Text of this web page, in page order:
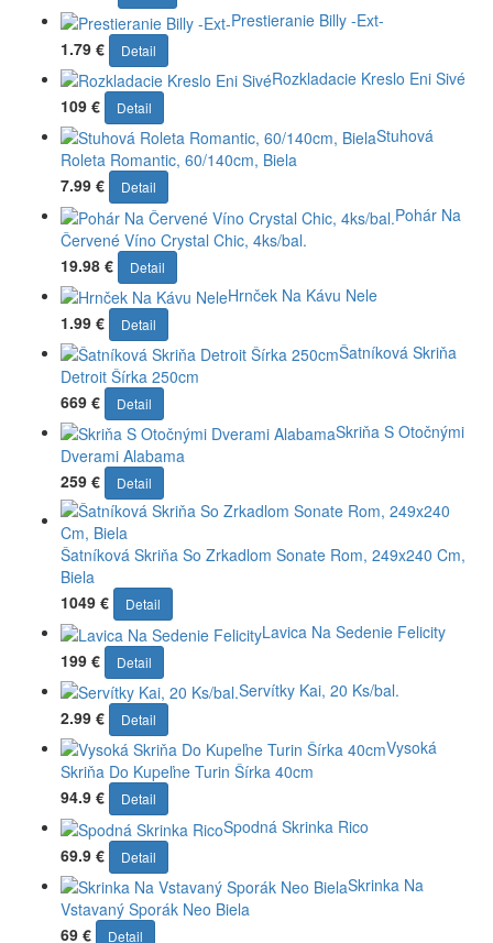
Prestieranie Billy -Ext-
1.79 €
Detail
Rozkladacie Kreslo Eni Sivé
109 €
Detail
Stuhová
Roleta Romantic, 60/140cm, Biela
7.99 €
Detail
Pohár Na
Červené Víno Crystal Chic, 4ks/bal.
19.98 €
Detail
Hrnček Na Kávu Nele
1.99 €
Detail
Šatníková Skriňa
Detroit Šírka 250cm
669 €
Detail
Skriňa S Otočnými
Dverami Alabama
259 €
Detail
Šatníková Skriňa So Zrkadlom Sonate Rom, 249x240 Cm,
Biela
1049 €
Detail
Lavica Na Sedenie Felicity
199 €
Detail
Servítky Kai, 20 Ks/bal.
2.99 €
Detail
Vysoká
Skriňa Do Kupeľne Turin Šírka 40cm
94.9 €
Detail
Spodná Skrinka Rico
69.9 €
Detail
Skrinka Na
Vstavaný Sporák Neo Biela
69 €
Detail